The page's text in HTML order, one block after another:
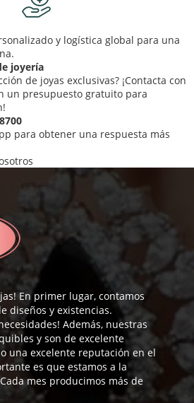
y logística global para una
joyería
de joyas exclusivas? ¡Contacta con
un presupuesto gratuito para
para obtener una respuesta más
En primer lugar, contamos
diseños y existencias.
Además, nuestras
y son de excelente
una excelente reputación en el
es que estamos a la
mes producimos más de